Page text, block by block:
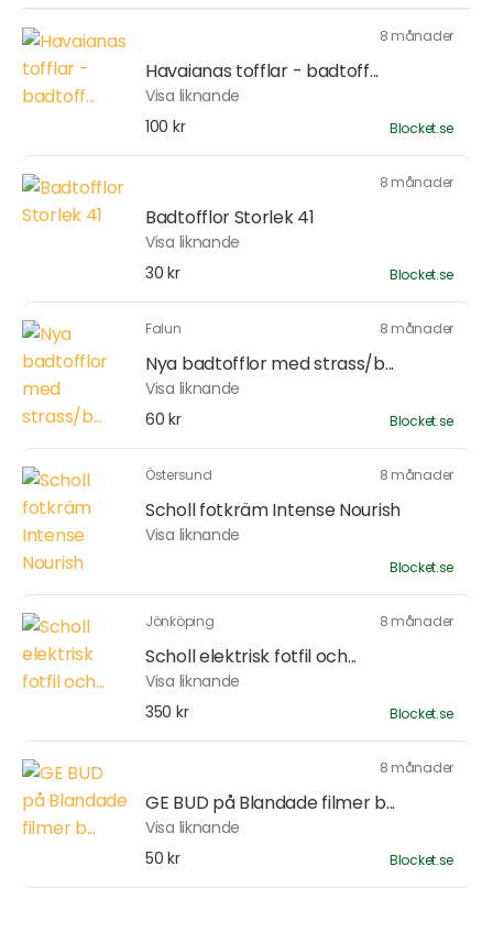
8 månader
Havaianas tofflar - badtoff...
Visa liknande
100 kr
Blocket.se
8 månader
Badtofflor Storlek 41
Visa liknande
30 kr
Blocket.se
Falun 8 månader
Nya badtofflor med strass/b...
Visa liknande
60 kr
Blocket.se
Östersund 8 månader
Scholl fotkräm Intense Nourish
Visa liknande
Blocket.se
Jönköping 8 månader
Scholl elektrisk fotfil och...
Visa liknande
350 kr
Blocket.se
8 månader
GE BUD på Blandade filmer b...
Visa liknande
50 kr
Blocket.se